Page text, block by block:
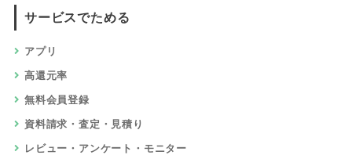
サービスでためる
アプリ
高還元率
無料会員登録
資料請求・査定・見積り
レビュー・アンケート・モニター